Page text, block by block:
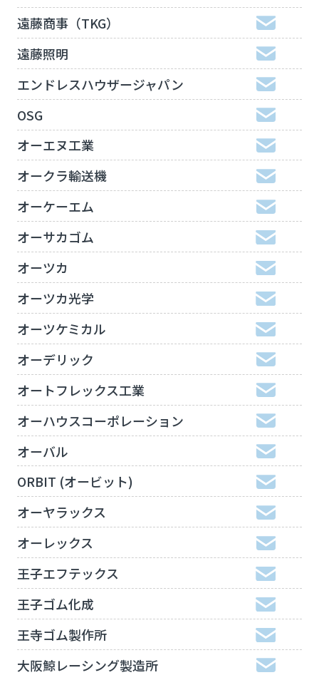
遠藤商事（TKG）
遠藤照明
エンドレスハウザージャパン
OSG
オーエヌ工業
オークラ輸送機
オーケーエム
オーサカゴム
オーツカ
オーツカ光学
オーツケミカル
オーデリック
オートフレックス工業
オーハウスコーポレーション
オーバル
ORBIT (オービット)
オーヤラックス
オーレックス
王子エフテックス
王子ゴム化成
王寺ゴム製作所
大阪鯨レーシング製造所